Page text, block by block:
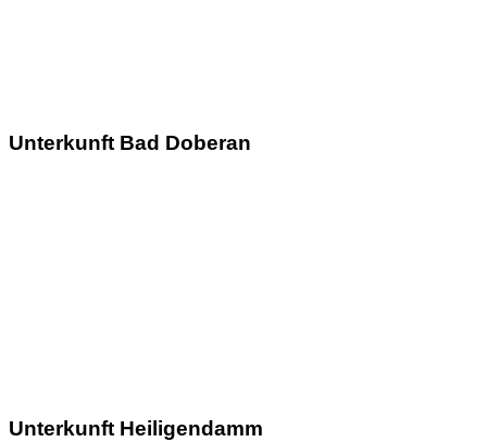
Unterkunft Bad Doberan
Unterkunft Heiligendamm